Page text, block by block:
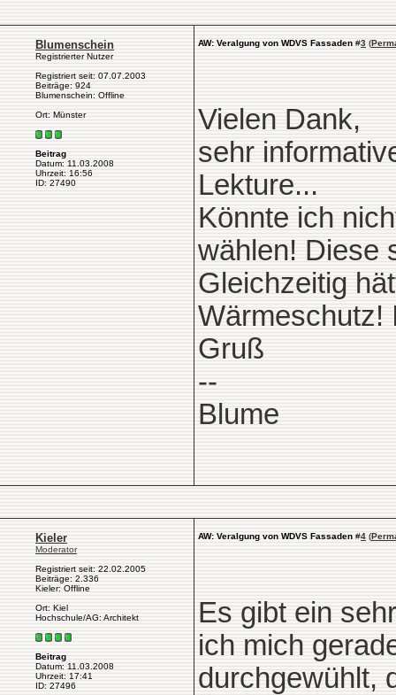
Blumenschein
Registrierter Nutzer
Registriert seit: 07.07.2003
Beiträge: 924
Blumenschein: Offline
Ort: Münster
Beitrag
Datum: 11.03.2008
Uhrzeit: 16:56
ID: 27490
AW: Veralgung von WDVS Fassaden #3 (
Vielen Dank,
sehr
Lekture...
Könnte ich
wählen! Diese
Gleichzeitig
Wärmeschutz!
Gruß
--
Blume
Kieler
Moderator
Registriert seit: 22.02.2005
Beiträge: 2.336
Kieler: Offline
Ort: Kiel
Hochschule/AG: Architekt
Beitrag
Datum: 11.03.2008
Uhrzeit: 17:41
ID: 27496
AW: Veralgung von WDVS Fassaden #4 (
Es gibt ein
ich mich
durchgewühlt,